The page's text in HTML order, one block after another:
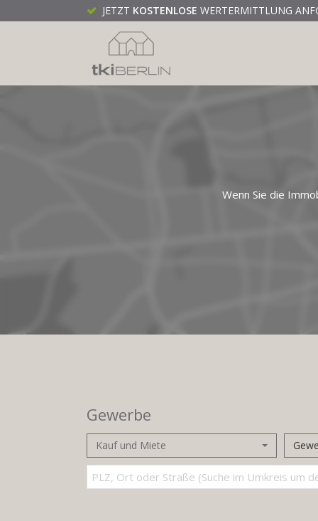
JETZT KOSTENLOSE WERTERMITTLUNG
Wenn Sie die
Gewerbe
Kauf und Miete